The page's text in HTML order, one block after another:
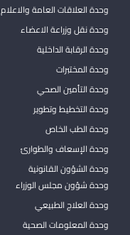
وحدة العلاقات العامة والاعلام
وحدة نقل وزراعة الاعضاء
وحدة الرقابة الداخلية
وحدة المختبرات
وحدة التأمين الصحي
وحدة التخطيط وتطوير
وحدة الطب الخاص
وحدة الإسعاف والطوارئ
وحدة الشؤون القانونية
وحدة شؤون مجلس الوزراء
وحدة العلاج الطبيعي
وحدة المعلومات الصحية